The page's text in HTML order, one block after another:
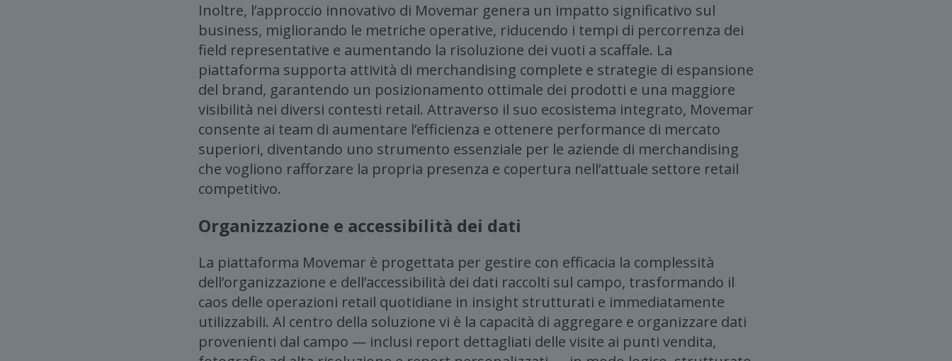
Inoltre, l’approccio innovativo di Movemar genera un impatto significativo sul
business, migliorando le metriche operative, riducendo i tempi di percorrenza dei
field representative e aumentando la risoluzione dei vuoti a scaffale. La
piattaforma supporta attività di merchandising complete e strategie di espansione
del brand, garantendo un posizionamento ottimale dei prodotti e una maggiore
visibilità nei diversi contesti retail. Attraverso il suo ecosistema integrato, Movemar
consente ai team di aumentare l’efficienza e ottenere performance di mercato
superiori, diventando uno strumento essenziale per le aziende di merchandising
che vogliono rafforzare la propria presenza e copertura nell’attuale settore retail
competitivo.
Organizzazione e accessibilità dei dati
La piattaforma Movemar è progettata per gestire con efficacia la complessità
dell’organizzazione e dell’accessibilità dei dati raccolti sul campo, trasformando il
caos delle operazioni retail quotidiane in insight strutturati e immediatamente
utilizzabili. Al centro della soluzione vi è la capacità di aggregare e organizzare dati
provenienti dal campo — inclusi report dettagliati delle visite ai punti vendita,